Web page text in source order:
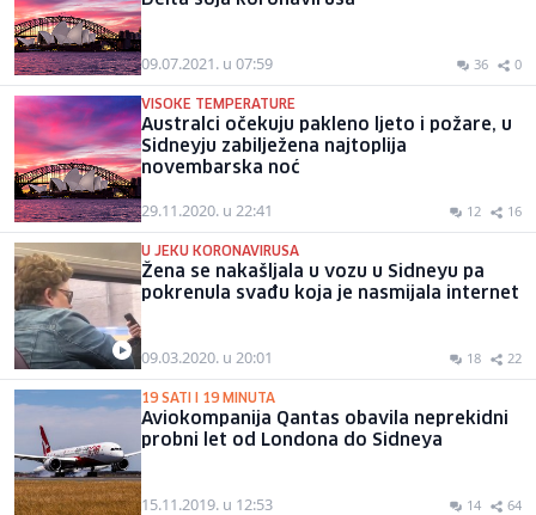
09.07.2021. u 07:59 36 0
VISOKE TEMPERATURE
Australci očekuju pakleno ljeto i požare, u
Sidneyju zabilježena najtoplija
novembarska noć
29.11.2020. u 22:41 12 16
U JEKU KORONAVIRUSA
Žena se nakašljala u vozu u Sidneyu pa
pokrenula svađu koja je nasmijala internet
09.03.2020. u 20:01 18 22
19 SATI I 19 MINUTA
Aviokompanija Qantas obavila neprekidni
probni let od Londona do Sidneya
15.11.2019. u 12:53 14 64